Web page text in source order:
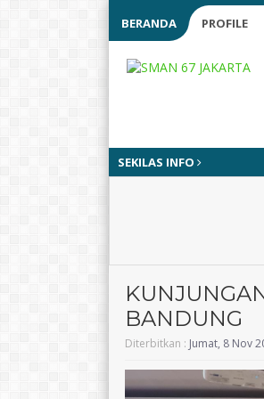
BERANDA PROFILE
SEKILAS INFO
BANDUNG
Diterbitkan : Jumat, 8 Nov